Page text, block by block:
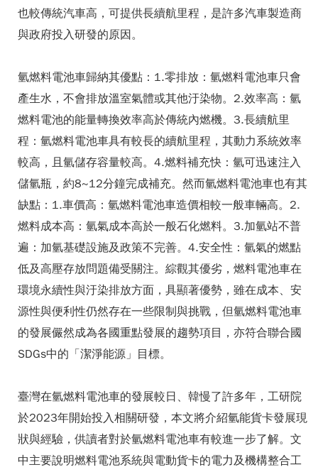
也較傳統汽車高，可提供長續航里程，是許多汽車製造商
與政府投入研發的原因。
氫燃料電池車歸納其優點：1.零排放：氫燃料電池車只會
產生水，不會排放溫室氣體或其他汙染物。2.效率高：氫
燃料電池的能量轉換效率高於傳統內燃機。3.長續航里
程：氫燃料電池車具有較長的續航里程，其動力系統效率
較高，且氫儲存容量較高。4.燃料補充快：氫可迅速注入
儲氫瓶，約8~12分鐘完成補充。然而氫燃料電池車也有其
缺點：1.車價高：氫燃料電池車造價相較一般車輛高。2.
燃料成本高：氫氣成本高於一般石化燃料。3.加氫站不普
遍：加氫基礎設施及政策不完善。4.安全性：氫氣的燃點
低及高壓存放問題備受關注。綜觀其優劣，燃料電池車在
環境永續性與汙染排放方面，具顯著優勢，雖在成本、安
源性與便利性仍然存在一些限制與挑戰，但氫燃料電池車
的發展儼然成為各國重點發展的趨勢項目，亦符合聯合國
SDGs中的「潔淨能源」目標。
臺灣在氫燃料電池車的發展較日、韓慢了許多年，工研院
於2023年開始投入相關研發，本文將介紹氫能貨卡發展現
狀與經驗，供讀者對於氫燃料電池車有較進一步了解。文
中主要說明燃料電池系統與電動貨卡的電力及機構整合工